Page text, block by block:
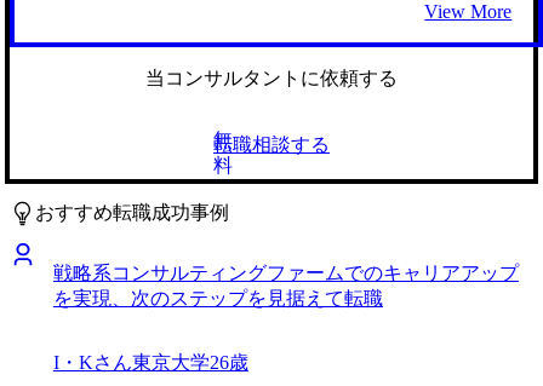
まで気づかなかった強みを言語化することができたことです
かね。それは今の自分の自信にもつながっていますし、今後
コンサルタントとして働いていく中でも重要になってくると
でも同領域に強みを持つ素敵なファームがこんなにたくさん
あるんだということはもっと早く自分で調べておく必要があ
ったと思います。 転職前は年収670万円、転職後は年収750
万円になりました。
密なコミュニケーションのおかげで心から納得のいく企業に
内定をいただけて良かったです。自分の興味があった医療業
界もそうですが、石崎さんが面談を通じてより根源的な仕事
た。 良かった点と少し繋がってくるのですが、最初から業
界を絞りすぎていたのは反省かなと思っています。枠に当て
はめるのではなく、より自身の本質的な部分としっかり対話
を行ってから、向かうべき方向を定めるべきだと今は思って
います。 転職前は年収650万円、転職後は年収700万円にな
りました。
パスの将来性に不安を感じ、業務の一部ではなく、経営全体
に対してより根本的かつ戦略的な解決策を打ち出せるフィー
ルドで働きたいと思い転職を決意しました。 サプライチェ
体の課題を俯瞰して捉える必要性を強く実感しました。これ
までの業務で得た知見を活かし、より戦略的な視点から企業
の全体的な改革を支援できる環境として、コンサルティング
ファームに大きな魅力を感じたのが背景です。 3社です。 担
当の石崎さんが、私の現場での経験をどのようにコンサルテ
ィングの武器に変えられるか、具体的なケース面接練習や自
己の専門性の言語化・構造化に対して非常に丁寧にサポート
してくださったことが理由です。石崎さんの支援を通じ、業
足しています。MyVisionのサービスは、現場での私の経験
View More
当コンサルタントに依頼する
無
料
転職相談する
おすすめ転職成功事例
戦略系コンサルティングファームでのキャリアアップ
を実現、次のステップを見据えて転職
I・Kさん東京大学26歳